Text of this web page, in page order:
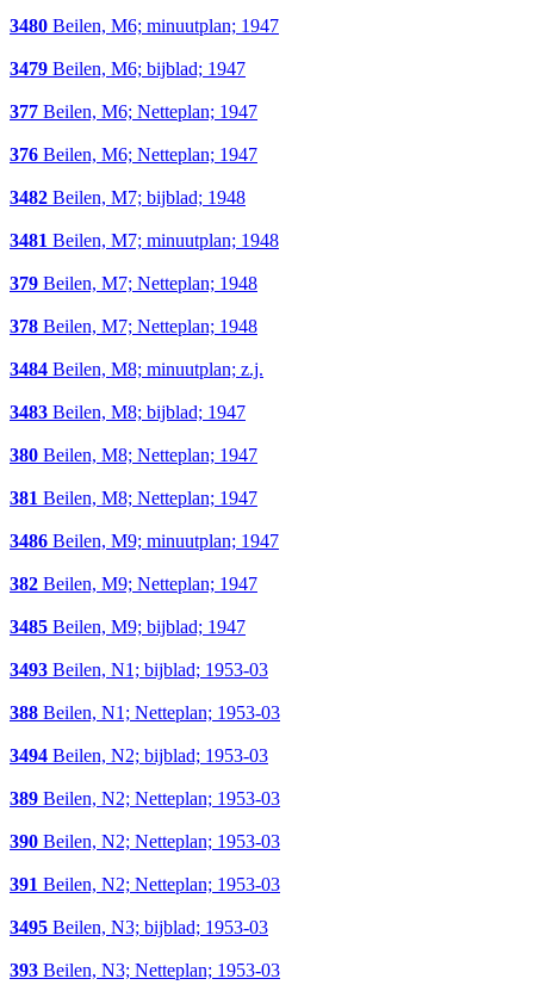
3480 Beilen, M6; minuutplan; 1947
3479 Beilen, M6; bijblad; 1947
377 Beilen, M6; Netteplan; 1947
376 Beilen, M6; Netteplan; 1947
3482 Beilen, M7; bijblad; 1948
3481 Beilen, M7; minuutplan; 1948
379 Beilen, M7; Netteplan; 1948
378 Beilen, M7; Netteplan; 1948
3484 Beilen, M8; minuutplan; z.j.
3483 Beilen, M8; bijblad; 1947
380 Beilen, M8; Netteplan; 1947
381 Beilen, M8; Netteplan; 1947
3486 Beilen, M9; minuutplan; 1947
382 Beilen, M9; Netteplan; 1947
3485 Beilen, M9; bijblad; 1947
3493 Beilen, N1; bijblad; 1953-03
388 Beilen, N1; Netteplan; 1953-03
3494 Beilen, N2; bijblad; 1953-03
389 Beilen, N2; Netteplan; 1953-03
390 Beilen, N2; Netteplan; 1953-03
391 Beilen, N2; Netteplan; 1953-03
3495 Beilen, N3; bijblad; 1953-03
393 Beilen, N3; Netteplan; 1953-03